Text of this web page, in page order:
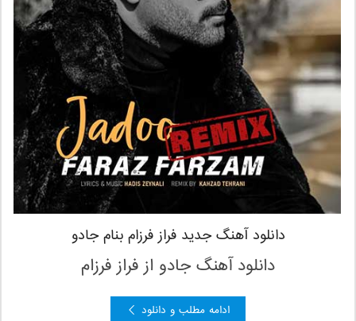
دانلود آهنگ جدید فراز فرزام بنام جادو
دانلود آهنگ جادو از فراز فرزام
ادامه مطلب و دانلود